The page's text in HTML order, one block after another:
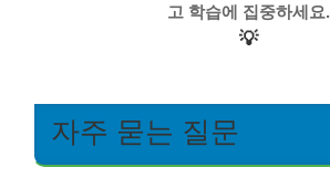
고 학습에 집중하세요.
💡
자주 묻는 질문